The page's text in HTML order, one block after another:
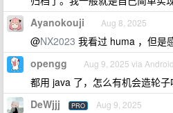
Ayanokouji Aug 8, 2025
@NX2023 我看过 huma ，但是
opengg Aug 9, 2025 via Android
都用 java 了，怎么有机会造轮
DeWjjj PRO Aug 9, 2025